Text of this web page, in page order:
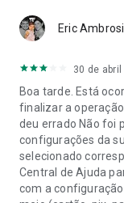
Eric Ambrosi
30 de abril
Boa tarde. Está
finalizar a
deu errado Não foi
configurações da
selecionado
Central de Ajuda
com a